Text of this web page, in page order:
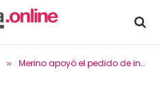
» Merino apoyó el pedido de intervención judicial en la Cooperativa